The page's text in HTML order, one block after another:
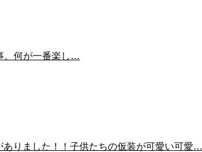
。何が一番楽し…
ありました！！子供たちの仮装が可愛い可愛…